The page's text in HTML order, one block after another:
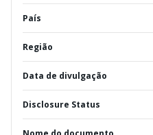
País
Região
Data de divulgação
Disclosure Status